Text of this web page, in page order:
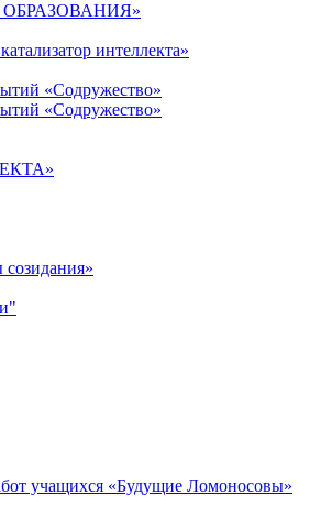
ОБРАЗОВАНИЯ»
интеллекта»
«Содружество»
«Содружество»
созидания»
учащихся «Будущие Ломоносовы»